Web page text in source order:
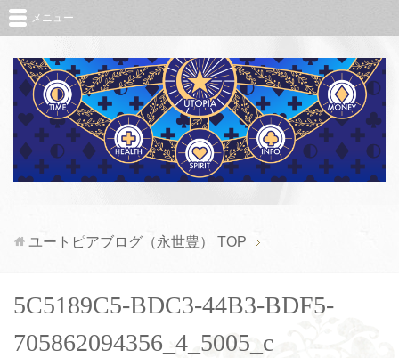
メニュー
ユートピアブログ（永世豊） TOP
5C5189C5-BDC3-44B3-BDF5-
705862094356_4_5005_c